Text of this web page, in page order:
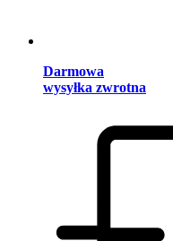
Darmowa
wysyłka zwrotna